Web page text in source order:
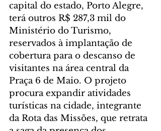
capital do estado, Porto Alegre,
terá outros R$ 287,3 mil do
Ministério do Turismo,
reservados à implantação de
cobertura para o descanso de
visitantes na área central da
Praça 6 de Maio. O projeto
procura expandir atividades
turísticas na cidade, integrante
da Rota das Missões, que retrata